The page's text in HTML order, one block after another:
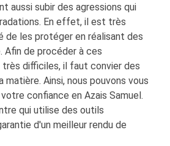
aussi subir des agressions qui
En effet, il est très
de les protéger en réalisant des
Afin de procéder à ces
difficiles, il faut convier des
matière. Ainsi, nous pouvons vous
confiance en Azais Samuel.
qui utilise des outils
d'un meilleur rendu de